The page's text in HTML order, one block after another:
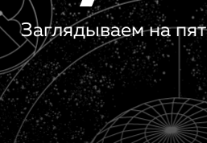
Заглядываем на